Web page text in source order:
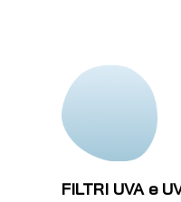
FILTRI UVA e